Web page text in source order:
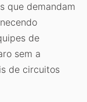
que demandam
de
sem a
de circuitos